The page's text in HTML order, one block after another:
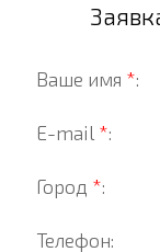
Ваше имя *:
E-mail *:
Город *:
Телефон: